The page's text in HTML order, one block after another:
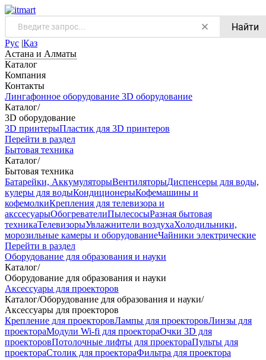
Найти
Рус |Қаз
Астана и Алматы
Каталог
Компания
Контакты
Лингафонное оборудование 3D оборудование
Каталог/
3D оборудование
3D принтерыПластик для 3D принтеров
Перейти в раздел
Бытовая техника
Каталог/
Бытовая техника
Батарейки, АккумуляторыВентиляторыДиспенсеры для воды,
кулеры для водыКондиционерыКофемашины и
кофемолкиКрепления для телевизора и
акссесуарыОбогревателиПылесосыРазная бытовая
техникаТелевизорыУвлажнители воздухаХолодильники,
морозильные камеры и оборудованиеЧайники электрические
Перейти в раздел
Оборудование для образования и науки
Каталог/
Оборудование для образования и науки
Аксессуары для проекторов
Каталог/Оборудование для образования и науки/
Аксессуары для проекторов
Крепление для проекторовЛампы для проекторовЛинзы для
проектораМодули Wi-fi для проектораОчки 3D для
проекторовПотолочные лифты для проектораПульты для
проектораСтолик для проектораФильтра для проектора